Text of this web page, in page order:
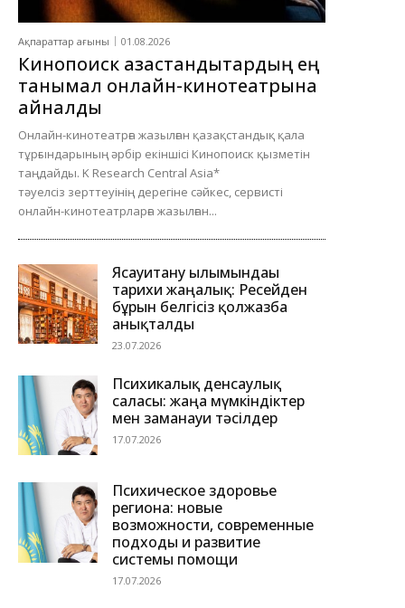
Ақпараттар ағыны 01.08.2026
Кинопоиск қазақстандықтардың ең
танымал онлайн-кинотеатрына
айналды
Онлайн-кинотеатрға жазылған қазақстандық қала
тұрғындарының әрбір екіншісі Кинопоиск қызметін
таңдайды. K Research Central Asia*
тәуелсіз зерттеуінің дерегіне сәйкес, сервисті
онлайн-кинотеатрларға жазылған...
Ясауитану ғылымындағы
тарихи жаңалық: Ресейден
бұрын белгісіз қолжазба
анықталды
23.07.2026
Психикалық денсаулық
саласы: жаңа мүмкіндіктер
мен заманауи тәсілдер
17.07.2026
Психическое здоровье
региона: новые
возможности, современные
подходы и развитие
системы помощи
17.07.2026